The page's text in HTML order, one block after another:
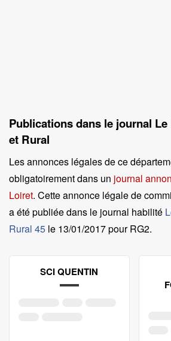
Publications dans le journal
et Rural
Les annonces légales de ce
obligatoirement dans un journal
Loiret. Cette annonce légale de
a été publiée dans le journal habilité
Rural 45 le 13/01/2017 pour RG2.
SCI QUENTIN